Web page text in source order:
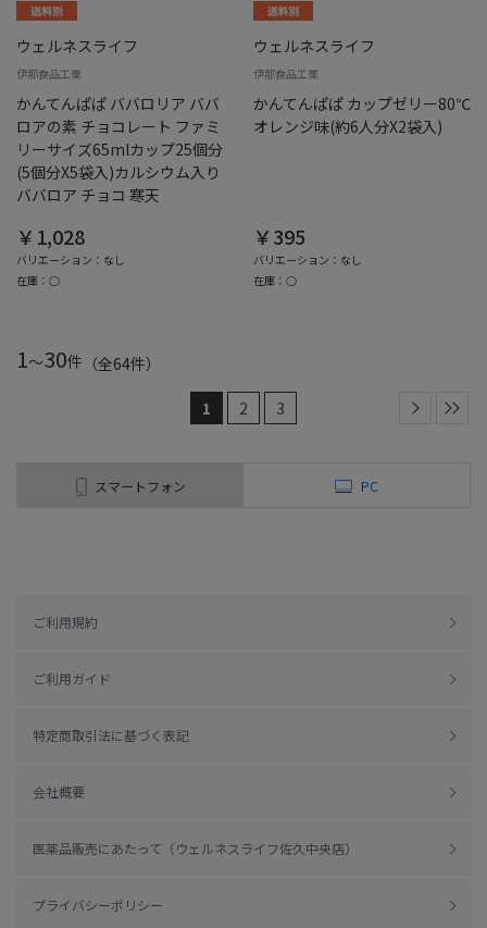
ウェルネスライフ
伊那食品工業
かんてんぱぱ ババロリア ババ
ロアの素 チョコレート ファミ
リーサイズ65mlカップ25個分
(5個分X5袋入)カルシウム入り
ババロア チョコ 寒天
￥1,028
バリエーション：なし
在庫：○
ウェルネスライフ
伊那食品工業
かんてんぱぱ カップゼリー80℃
オレンジ味(約6人分X2袋入)
￥395
バリエーション：なし
在庫：○
1～30件 （全64件）
1 2 3
スマートフォン PC
ご利用規約
ご利用ガイド
特定商取引法に基づく表記
会社概要
医薬品販売にあたって（ウェルネスライフ佐久中央店）
プライバシーポリシー